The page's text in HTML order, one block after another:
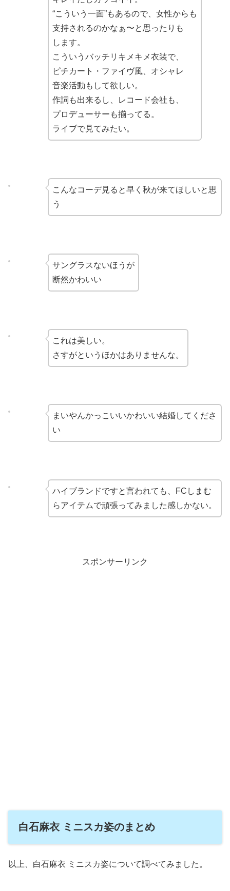
“こういう一面”もあるので、女性からも
支持されるのかなぁ〜と思ったりも
します。
こういうバッチリキメキメ衣装で、
ピチカート・ファイヴ風、オシャレ
音楽活動もして欲しい。
作詞も出来るし、レコード会社も、
プロデューサーも揃ってる。
ライブで見てみたい。
こんなコーデ見ると早く秋が来てほしいと思
う
サングラスないほうが
断然かわいい
これは美しい。
さすがというほかはありませんな。
まいやんかっこいいかわいい結婚してくださ
い
ハイブランドですと言われても、FCしまむ
らアイテムで頑張ってみました感しかない。
スポンサーリンク
白石麻衣 ミニスカ姿のまとめ
以上、白石麻衣 ミニスカ姿について調べてみました。